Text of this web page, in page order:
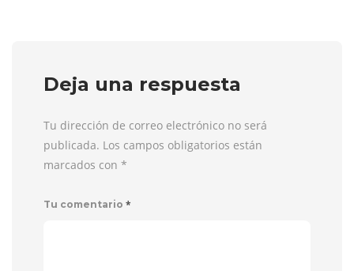
Deja una respuesta
Tu dirección de correo electrónico no será
publicada. Los campos obligatorios están
marcados con *
Tu comentario *